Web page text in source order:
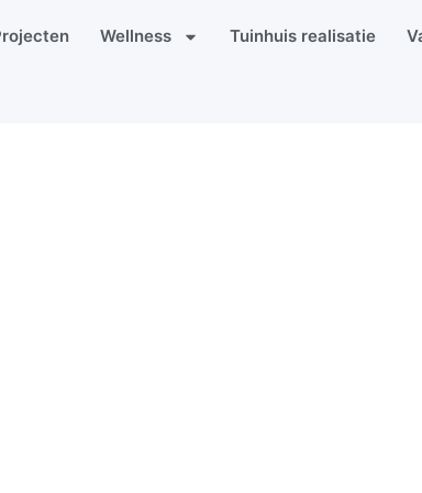
Wellness Tuinhuis realisatie